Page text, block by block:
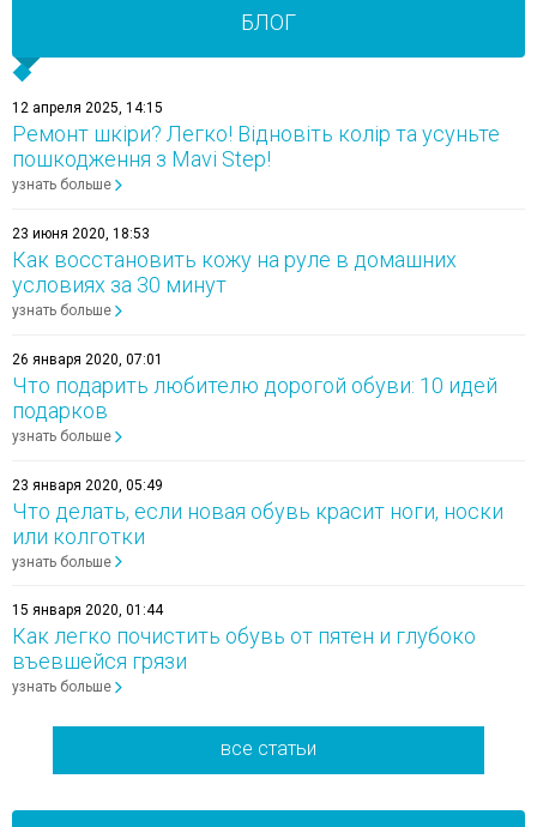
БЛОГ
12 апреля 2025, 14:15
Ремонт шкіри? Легко! Відновіть колір та усуньте
пошкодження з Mavi Step!
узнать больше
23 июня 2020, 18:53
Как восстановить кожу на руле в домашних
условиях за 30 минут
узнать больше
26 января 2020, 07:01
Что подарить любителю дорогой обуви: 10 идей
подарков
узнать больше
23 января 2020, 05:49
Что делать, если новая обувь красит ноги, носки
или колготки
узнать больше
15 января 2020, 01:44
Как легко почистить обувь от пятен и глубоко
въевшейся грязи
узнать больше
все статьи